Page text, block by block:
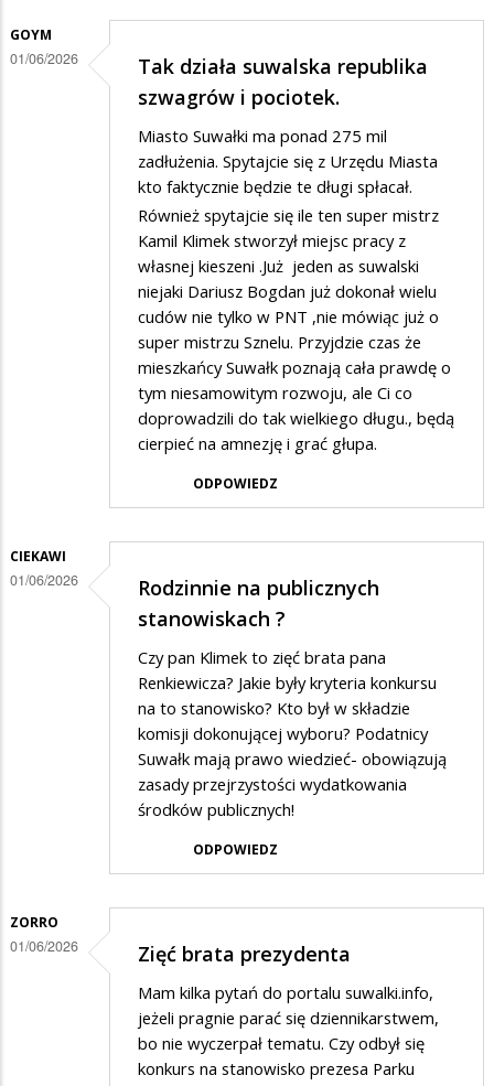
GOYM
01/06/2026
Tak działa suwalska republika
szwagrów i pociotek.
Miasto Suwałki ma ponad 275 mil
zadłużenia. Spytajcie się z Urzędu Miasta
kto faktycznie będzie te długi spłacał.
Również spytajcie się ile ten super mistrz
Kamil Klimek stworzył miejsc pracy z
własnej kieszeni .Już jeden as suwalski
niejaki Dariusz Bogdan już dokonał wielu
cudów nie tylko w PNT ,nie mówiąc już o
super mistrzu Sznelu. Przyjdzie czas że
mieszkańcy Suwałk poznają cała prawdę o
tym niesamowitym rozwoju, ale Ci co
doprowadzili do tak wielkiego długu., będą
cierpieć na amnezję i grać głupa.
ODPOWIEDZ
CIEKAWI
01/06/2026
Rodzinnie na publicznych
stanowiskach ?
Czy pan Klimek to zięć brata pana
Renkiewicza? Jakie były kryteria konkursu
na to stanowisko? Kto był w składzie
komisji dokonującej wyboru? Podatnicy
Suwałk mają prawo wiedzieć- obowiązują
zasady przejrzystości wydatkowania
środków publicznych!
ODPOWIEDZ
ZORRO
01/06/2026 Zięć brata prezydenta
Mam kilka pytań do portalu suwalki.info,
jeżeli pragnie parać się dziennikarstwem,
bo nie wyczerpał tematu. Czy odbył się
konkurs na stanowisko prezesa Parku